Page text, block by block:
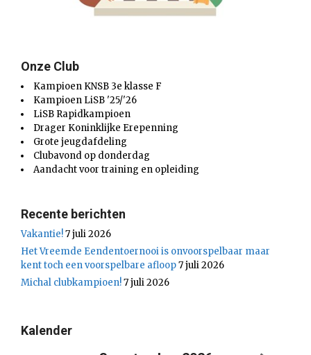
Onze Club
Kampioen KNSB 3e klasse F
Kampioen LiSB '25/'26
LiSB Rapidkampioen
Drager Koninklijke Erepenning
Grote jeugdafdeling
Clubavond op donderdag
Aandacht voor training en opleiding
Recente berichten
Vakantie!7 juli 2026
Het Vreemde Eendentoernooi is onvoorspelbaar maar
kent toch een voorspelbare afloop7 juli 2026
Michal clubkampioen!7 juli 2026
Kalender